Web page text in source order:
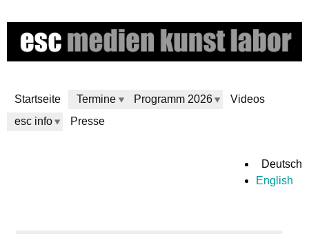
zum
Inhalt
Startseite Termine Programm 2026
Videos
esc info
Presse
Deutsch
English